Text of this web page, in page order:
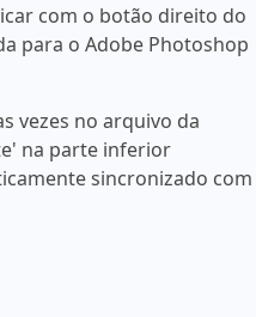
com o botão direito do
para o Adobe Photoshop
vezes no arquivo da
na parte inferior
sincronizado com